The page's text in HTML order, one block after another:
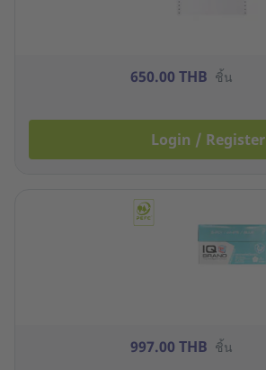
650.00 THB ชิ้น
Login / Register
997.00 THB ชิ้น